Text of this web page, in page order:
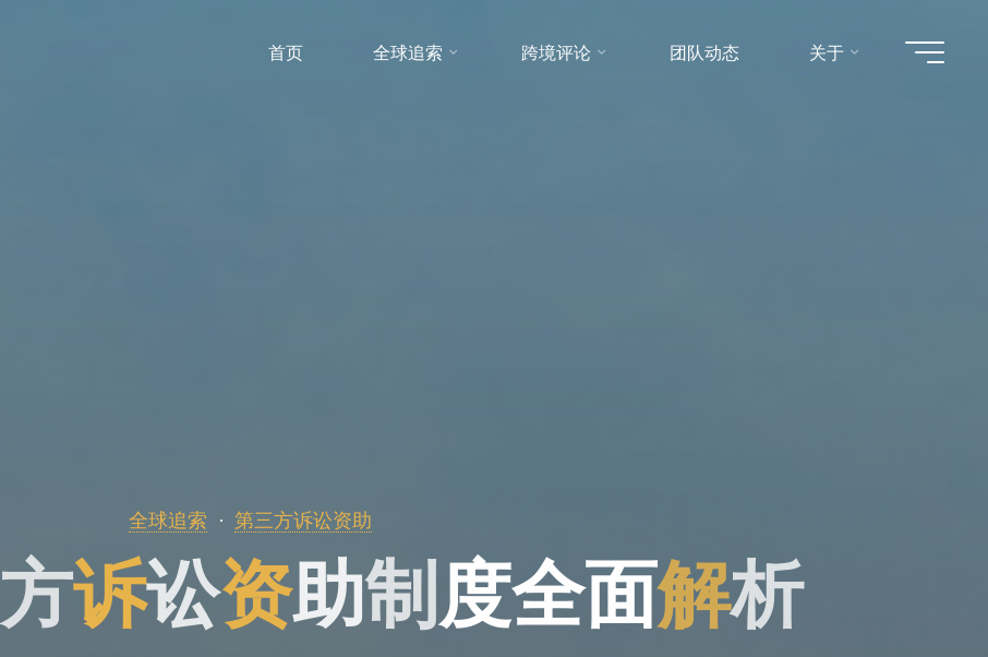
首页 全球追索 跨境评论 团队动态 关于
全球追索 第三方诉讼资助
方诉讼资助制度全面解析